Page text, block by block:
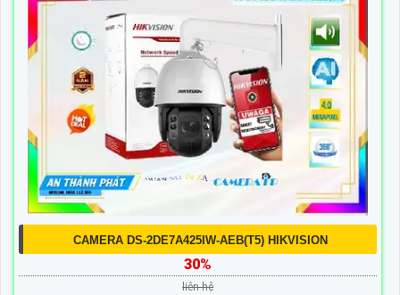
CAMERA DS-2DE7A425IW-AEB(T5) HIKVISION
30%
liên hệ